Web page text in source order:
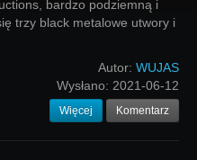
bardzo podziemną i
trzy black metalowe utwory i
Autor: WUJAS
Wysłano: 2021-06-12
Więcej Komentarz